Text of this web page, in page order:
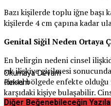
Bazı kişilerde toplu iğne başı
kişilerde 4 cm çapına kadar
Genital Siğil Neden Ortaya
En belirgin nedeni cinsel
sık ilişkiye girilmesi
cinsel bölgede enfekte
karşıdaki kişiye bulaşabilir.
ile geçer.
Okumaya Devam
Reklam
Diğer Beğenebileceğin